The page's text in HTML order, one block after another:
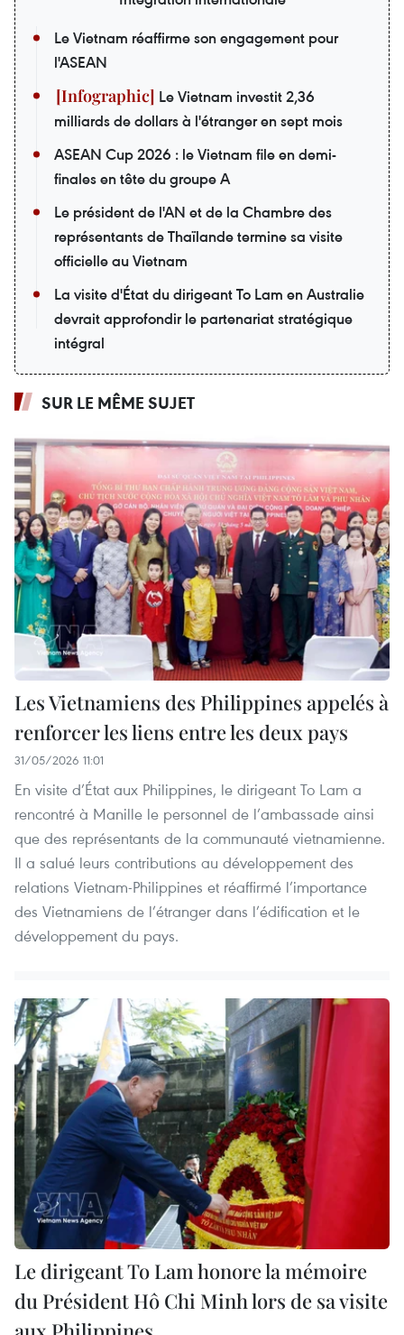
Le Vietnam réaffirme son engagement pour
l'ASEAN
Le Vietnam investit 2,36
milliards de dollars à l'étranger en sept mois
ASEAN Cup 2026 : le Vietnam file en demi-
finales en tête du groupe A
Le président de l'AN et de la Chambre des
représentants de Thaïlande termine sa visite
officielle au Vietnam
La visite d'État du dirigeant To Lam en Australie
devrait approfondir le partenariat stratégique
intégral
SUR LE MÊME SUJET
Les Vietnamiens des Philippines appelés à
renforcer les liens entre les deux pays
31/05/2026 11:01
En visite d’État aux Philippines, le dirigeant To Lam a
rencontré à Manille le personnel de l’ambassade ainsi
que des représentants de la communauté vietnamienne.
Il a salué leurs contributions au développement des
relations Vietnam-Philippines et réaffirmé l’importance
des Vietnamiens de l’étranger dans l’édification et le
développement du pays.
Le dirigeant To Lam honore la mémoire
du Président Hô Chi Minh lors de sa visite